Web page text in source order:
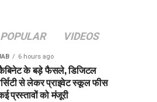
POPULAR VIDEOS
6 hours ago
के बड़े फैसले, डिजिटल
से लेकर प्राइवेट स्कूल फीस
प्रस्तावों को मंजूरी